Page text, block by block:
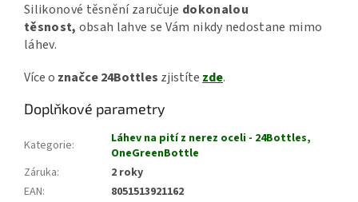
Silikonové těsnění zaručuje dokonalou
těsnost, obsah lahve se Vám nikdy nedostane mimo
láhev.
Více o značce 24Bottles zjistíte zde.
Doplňkové parametry
Kategorie:
Láhev na pití z nerez oceli - 24Bottles,
OneGreenBottle
Záruka:
2 roky
EAN:
8051513921162